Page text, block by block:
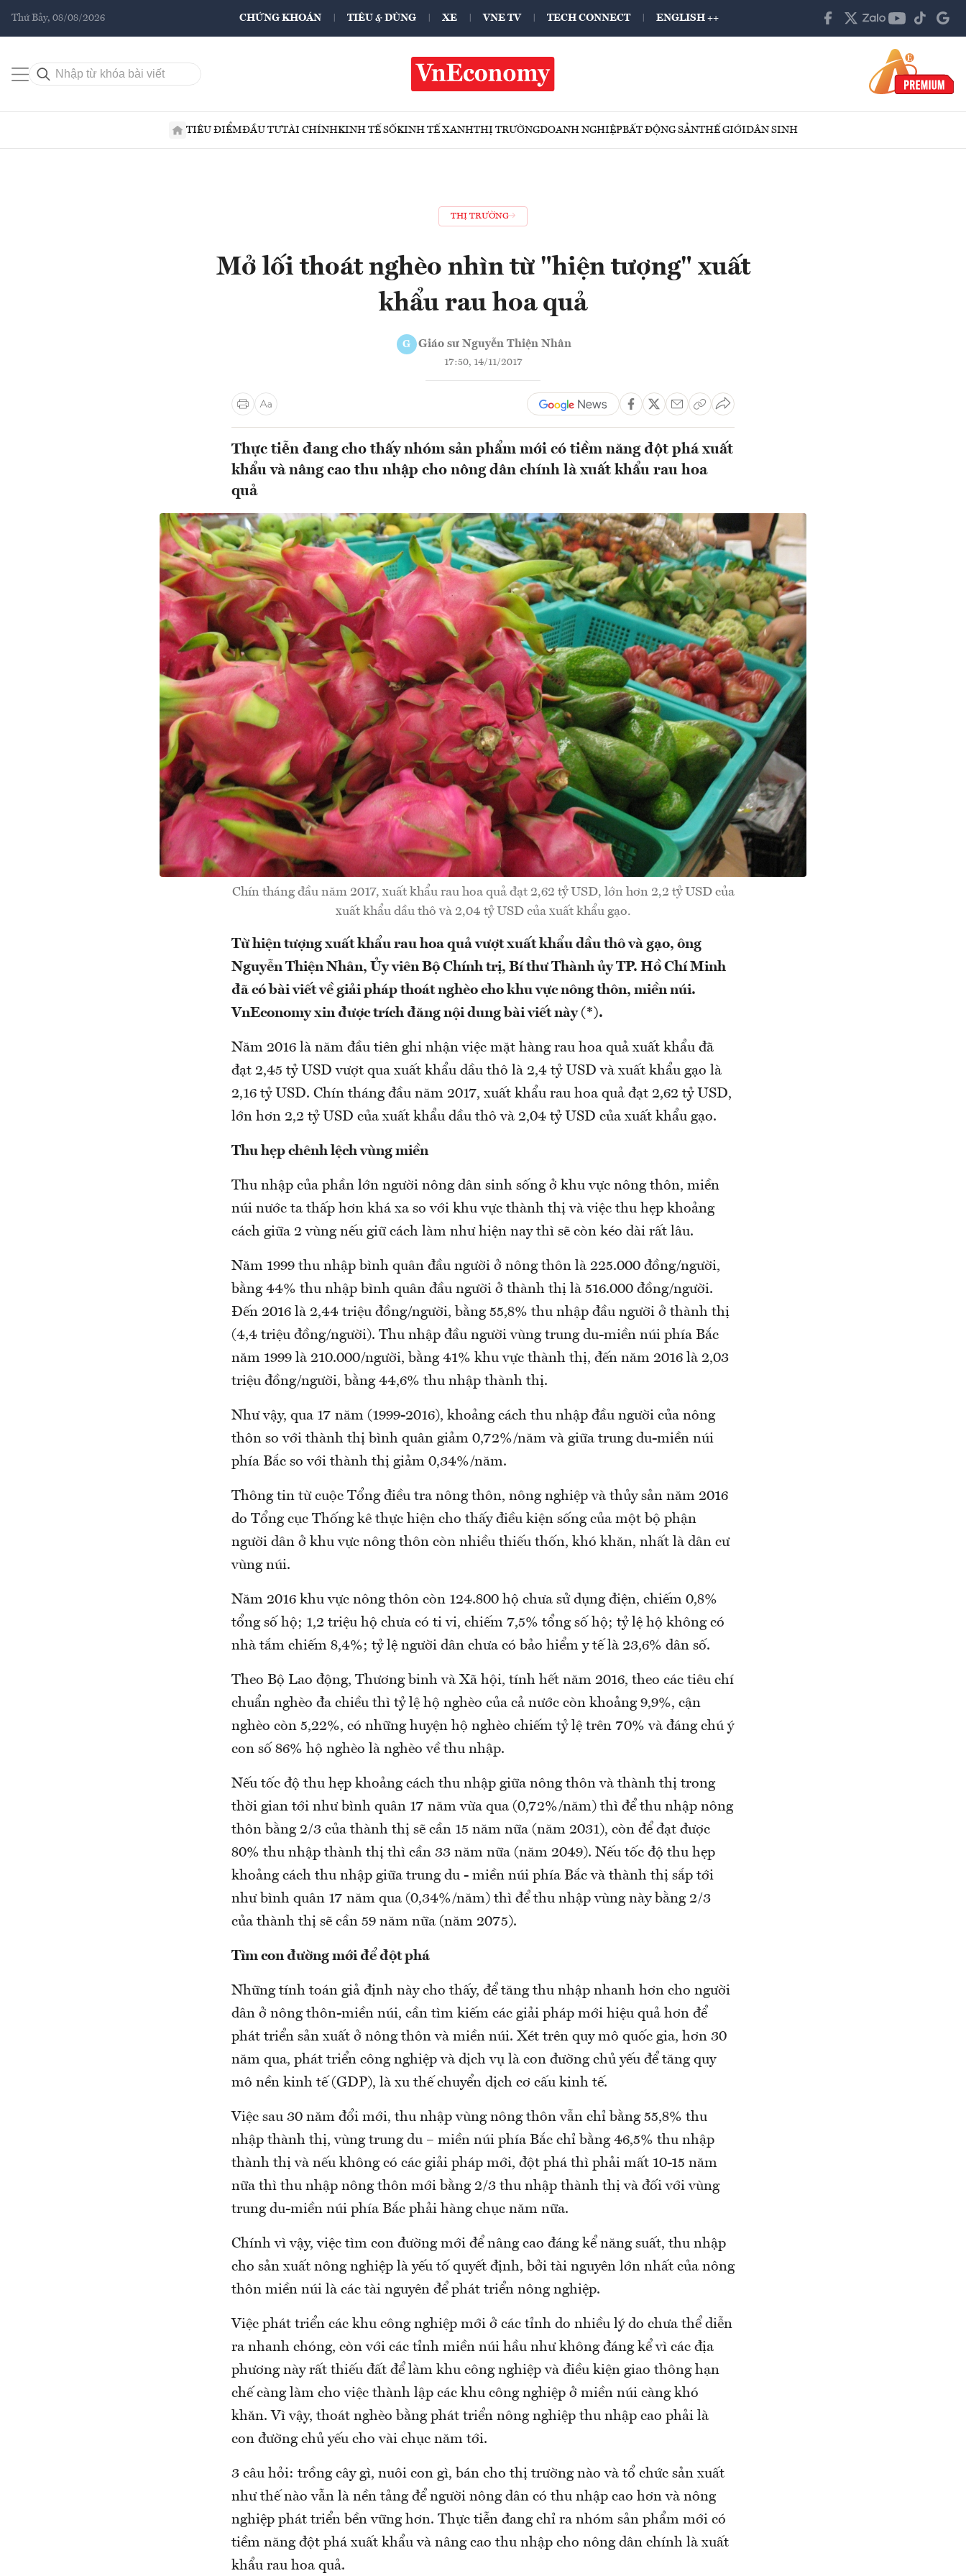
Thứ Bảy, 08/08/2026 CHỨNG KHOÁN TIÊU & DÙNG XE VNE TV TECH CONNECT ENGLISH ++
TIÊU ĐIỂMĐẦU TƯTÀI CHÍNHKINH TẾ SỐKINH TẾ XANHTHỊ TRƯỜNGDOANH NGHIỆPBẤT ĐỘNG SẢNTHẾ GIỚIDÂN SINH
THỊ TRƯỜNG
Mở lối thoát nghèo nhìn từ "hiện tượng" xuất
khẩu rau hoa quả
G Giáo sư Nguyễn Thiện Nhân
17:50, 14/11/2017
Thực tiễn đang cho thấy nhóm sản phẩm mới có tiềm năng đột phá xuất
khẩu và nâng cao thu nhập cho nông dân chính là xuất khẩu rau hoa
quả
Chín tháng đầu năm 2017, xuất khẩu rau hoa quả đạt 2,62 tỷ USD, lớn hơn 2,2 tỷ USD của
xuất khẩu dầu thô và 2,04 tỷ USD của xuất khẩu gạo.
Từ hiện tượng xuất khẩu rau hoa quả vượt xuất khẩu dầu thô và gạo, ông
Nguyễn Thiện Nhân, Ủy viên Bộ Chính trị, Bí thư Thành ủy TP. Hồ Chí Minh
đã có bài viết về giải pháp thoát nghèo cho khu vực nông thôn, miền núi.
VnEconomy xin được trích đăng nội dung bài viết này (*).
Năm 2016 là năm đầu tiên ghi nhận việc mặt hàng rau hoa quả xuất khẩu đã
đạt 2,45 tỷ USD vượt qua xuất khẩu dầu thô là 2,4 tỷ USD và xuất khẩu gạo là
2,16 tỷ USD. Chín tháng đầu năm 2017, xuất khẩu rau hoa quả đạt 2,62 tỷ USD,
lớn hơn 2,2 tỷ USD của xuất khẩu dầu thô và 2,04 tỷ USD của xuất khẩu gạo.
Thu hẹp chênh lệch vùng miền
Thu nhập của phần lớn người nông dân sinh sống ở khu vực nông thôn, miền
núi nước ta thấp hơn khá xa so với khu vực thành thị và việc thu hẹp khoảng
cách giữa 2 vùng nếu giữ cách làm như hiện nay thì sẽ còn kéo dài rất lâu.
Năm 1999 thu nhập bình quân đầu người ở nông thôn là 225.000 đồng/người,
bằng 44% thu nhập bình quân đầu người ở thành thị là 516.000 đồng/người.
Đến 2016 là 2,44 triệu đồng/người, bằng 55,8% thu nhập đầu người ở thành thị
(4,4 triệu đồng/người). Thu nhập đầu người vùng trung du-miền núi phía Bắc
năm 1999 là 210.000/người, bằng 41% khu vực thành thị, đến năm 2016 là 2,03
triệu đồng/người, bằng 44,6% thu nhập thành thị.
Như vậy, qua 17 năm (1999-2016), khoảng cách thu nhập đầu người của nông
thôn so với thành thị bình quân giảm 0,72%/năm và giữa trung du-miền núi
phía Bắc so với thành thị giảm 0,34%/năm.
Thông tin từ cuộc Tổng điều tra nông thôn, nông nghiệp và thủy sản năm 2016
do Tổng cục Thống kê thực hiện cho thấy điều kiện sống của một bộ phận
người dân ở khu vực nông thôn còn nhiều thiếu thốn, khó khăn, nhất là dân cư
vùng núi.
Năm 2016 khu vực nông thôn còn 124.800 hộ chưa sử dụng điện, chiếm 0,8%
tổng số hộ; 1,2 triệu hộ chưa có ti vi, chiếm 7,5% tổng số hộ; tỷ lệ hộ không có
nhà tắm chiếm 8,4%; tỷ lệ người dân chưa có bảo hiểm y tế là 23,6% dân số.
Theo Bộ Lao động, Thương binh và Xã hội, tính hết năm 2016, theo các tiêu chí
chuẩn nghèo đa chiều thì tỷ lệ hộ nghèo của cả nước còn khoảng 9,9%, cận
nghèo còn 5,22%, có những huyện hộ nghèo chiếm tỷ lệ trên 70% và đáng chú ý
con số 86% hộ nghèo là nghèo về thu nhập.
Nếu tốc độ thu hẹp khoảng cách thu nhập giữa nông thôn và thành thị trong
thời gian tới như bình quân 17 năm vừa qua (0,72%/năm) thì để thu nhập nông
thôn bằng 2/3 của thành thị sẽ cần 15 năm nữa (năm 2031), còn để đạt được
80% thu nhập thành thị thì cần 33 năm nữa (năm 2049). Nếu tốc độ thu hẹp
khoảng cách thu nhập giữa trung du - miền núi phía Bắc và thành thị sắp tới
như bình quân 17 năm qua (0,34%/năm) thì để thu nhập vùng này bằng 2/3
của thành thị sẽ cần 59 năm nữa (năm 2075).
Tìm con đường mới để đột phá
Những tính toán giả định này cho thấy, để tăng thu nhập nhanh hơn cho người
dân ở nông thôn-miền núi, cần tìm kiếm các giải pháp mới hiệu quả hơn để
phát triển sản xuất ở nông thôn và miền núi. Xét trên quy mô quốc gia, hơn 30
năm qua, phát triển công nghiệp và dịch vụ là con đường chủ yếu để tăng quy
mô nền kinh tế (GDP), là xu thế chuyển dịch cơ cấu kinh tế.
Việc sau 30 năm đổi mới, thu nhập vùng nông thôn vẫn chỉ bằng 55,8% thu
nhập thành thị, vùng trung du – miền núi phía Bắc chỉ bằng 46,5% thu nhập
thành thị và nếu không có các giải pháp mới, đột phá thì phải mất 10-15 năm
nữa thì thu nhập nông thôn mới bằng 2/3 thu nhập thành thị và đối với vùng
trung du-miền núi phía Bắc phải hàng chục năm nữa.
Chính vì vậy, việc tìm con đường mới để nâng cao đáng kể năng suất, thu nhập
cho sản xuất nông nghiệp là yếu tố quyết định, bởi tài nguyên lớn nhất của nông
thôn miền núi là các tài nguyên để phát triển nông nghiệp.
Việc phát triển các khu công nghiệp mới ở các tỉnh do nhiều lý do chưa thể diễn
ra nhanh chóng, còn với các tỉnh miền núi hầu như không đáng kể vì các địa
phương này rất thiếu đất để làm khu công nghiệp và điều kiện giao thông hạn
chế càng làm cho việc thành lập các khu công nghiệp ở miền núi càng khó
khăn. Vì vậy, thoát nghèo bằng phát triển nông nghiệp thu nhập cao phải là
con đường chủ yếu cho vài chục năm tới.
3 câu hỏi: trồng cây gì, nuôi con gì, bán cho thị trường nào và tổ chức sản xuất
như thế nào vẫn là nền tảng để người nông dân có thu nhập cao hơn và nông
nghiệp phát triển bền vững hơn. Thực tiễn đang chỉ ra nhóm sản phẩm mới có
tiềm năng đột phá xuất khẩu và nâng cao thu nhập cho nông dân chính là xuất
khẩu rau hoa quả.